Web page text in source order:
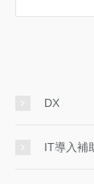
DX
IT導入補